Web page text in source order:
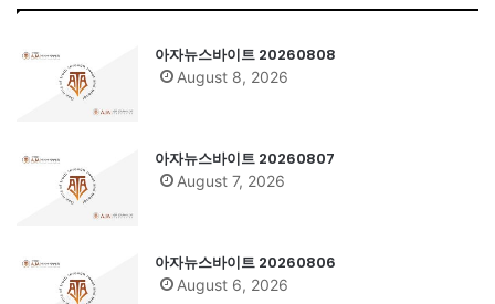
아자뉴스바이트 20260808
August 8, 2026
아자뉴스바이트 20260807
August 7, 2026
아자뉴스바이트 20260806
August 6, 2026